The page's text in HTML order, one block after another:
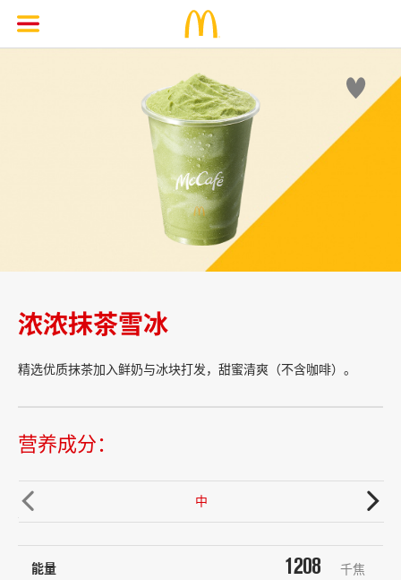

浓浓抹茶雪冰
精选优质抹茶加入鲜奶与冰块打发，甜蜜清爽（不含咖啡）。
营养成分：
中
 
能量 1208 千焦